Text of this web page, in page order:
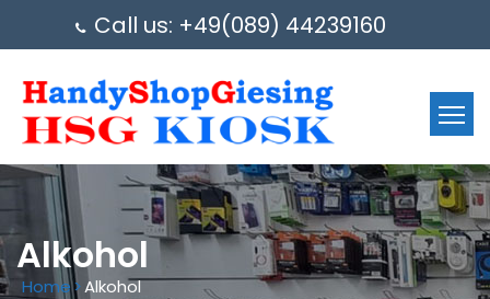
Call us: +49(089) 44239160
Alkohol
Home>Alkohol